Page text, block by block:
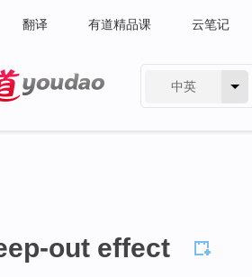
翻译 有道精品课 云笔记
中英
out effect